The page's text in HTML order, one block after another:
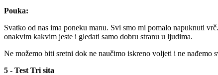
Pouka:
Svatko od nas ima poneku manu. Svi smo mi pomalo napuknuti
onakvim kakvim jeste i gledati samo dobru stranu u ljudima.
Ne možemo biti sretni dok ne naučimo iskreno voljeti i ne nađemo
5 - Test Tri sita